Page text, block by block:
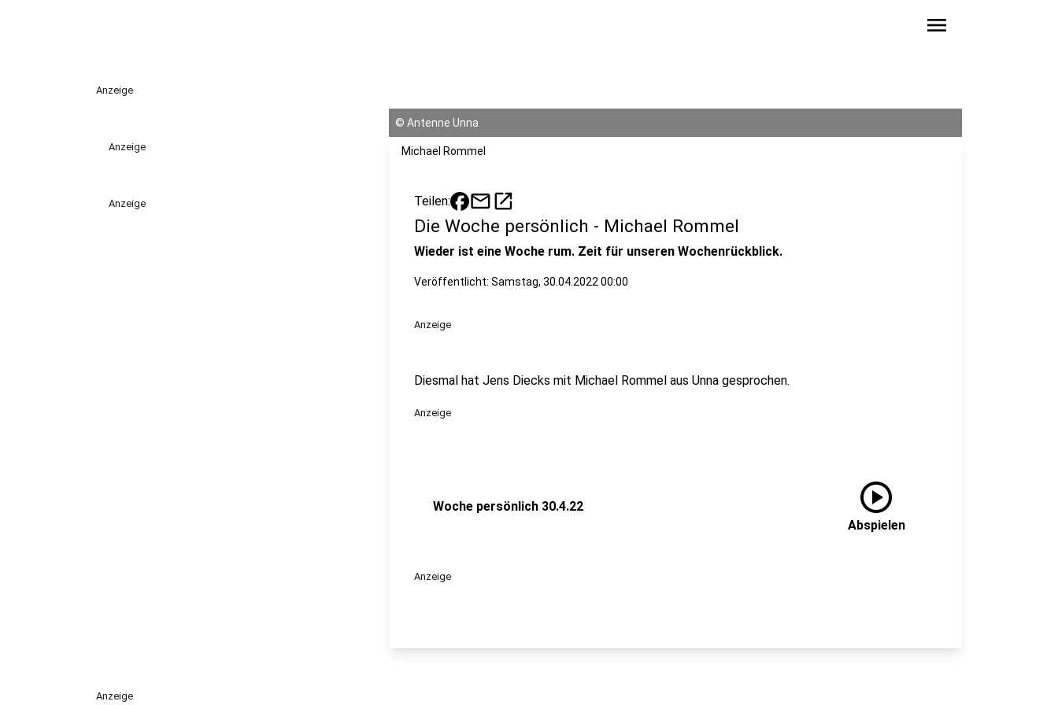
menu
Anzeige
Anzeige
Anzeige
© Antenne Unna
Michael Rommel
Teilen: mailopen_in_new
Die Woche persönlich - Michael Rommel
Wieder ist eine Woche rum. Zeit für unseren Wochenrückblick.
Veröffentlicht: Samstag, 30.04.2022 00:00
Anzeige
Diesmal hat Jens Diecks mit Michael Rommel aus Unna gesprochen.
Anzeige
Woche persönlich 30.4.22 play_circle
Abspielen
Anzeige
Anzeige